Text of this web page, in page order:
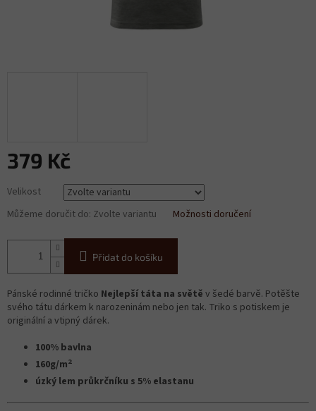
379 Kč
cena:
Velikost
Můžeme doručit do: Zvolte variantu Možnosti doručení
Přidat do košíku
Pánské rodinné tričko Nejlepší táta na světě v šedé barvě. Potěšte
svého tátu dárkem k narozeninám nebo jen tak. Triko s potiskem je
originální a vtipný dárek.
100% bavlna
160g/m2
úzký lem průkrčníku s 5% elastanu